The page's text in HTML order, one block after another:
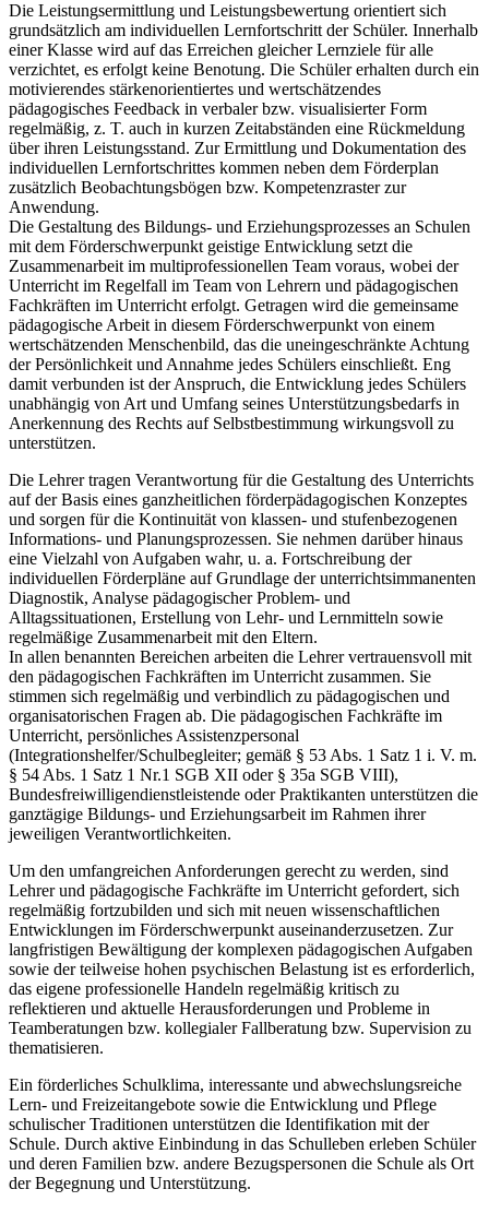
Die Leistungsermittlung und Leistungsbewertung orientiert sich
grundsätzlich am individuellen Lernfortschritt der Schüler. Innerhalb
einer Klasse wird auf das Erreichen gleicher Lernziele für alle
verzichtet, es erfolgt keine Benotung. Die Schüler erhalten durch ein
motivierendes stärkenorientiertes und wertschätzendes
pädagogisches Feedback in verbaler bzw. visualisierter Form
regelmäßig, z. T. auch in kurzen Zeitabständen eine Rückmeldung
über ihren Leistungsstand. Zur Ermittlung und Dokumentation des
individuellen Lernfortschrittes kommen neben dem Förderplan
zusätzlich Beobachtungsbögen bzw. Kompetenzraster zur
Anwendung.
Die Gestaltung des Bildungs- und Erziehungsprozesses an Schulen
mit dem Förderschwerpunkt geistige Entwicklung setzt die
Zusammenarbeit im multiprofessionellen Team voraus, wobei der
Unterricht im Regelfall im Team von Lehrern und pädagogischen
Fachkräften im Unterricht erfolgt. Getragen wird die gemeinsame
pädagogische Arbeit in diesem Förderschwerpunkt von einem
wertschätzenden Menschenbild, das die uneingeschränkte Achtung
der Persönlichkeit und Annahme jedes Schülers einschließt. Eng
damit verbunden ist der Anspruch, die Entwicklung jedes Schülers
unabhängig von Art und Umfang seines Unterstützungsbedarfs in
Anerkennung des Rechts auf Selbstbestimmung wirkungsvoll zu
unterstützen.
Die Lehrer tragen Verantwortung für die Gestaltung des Unterrichts
auf der Basis eines ganzheitlichen förderpädagogischen Konzeptes
und sorgen für die Kontinuität von klassen- und stufenbezogenen
Informations- und Planungsprozessen. Sie nehmen darüber hinaus
eine Vielzahl von Aufgaben wahr, u. a. Fortschreibung der
individuellen Förderpläne auf Grundlage der unterrichtsimmanenten
Diagnostik, Analyse pädagogischer Problem- und
Alltagssituationen, Erstellung von Lehr- und Lernmitteln sowie
regelmäßige Zusammenarbeit mit den Eltern.
In allen benannten Bereichen arbeiten die Lehrer vertrauensvoll mit
den pädagogischen Fachkräften im Unterricht zusammen. Sie
stimmen sich regelmäßig und verbindlich zu pädagogischen und
organisatorischen Fragen ab. Die pädagogischen Fachkräfte im
Unterricht, persönliches Assistenzpersonal
(Integrationshelfer/Schulbegleiter; gemäß § 53 Abs. 1 Satz 1 i. V. m.
§ 54 Abs. 1 Satz 1 Nr.1 SGB XII oder § 35a SGB VIII),
Bundesfreiwilligendienstleistende oder Praktikanten unterstützen die
ganztägige Bildungs- und Erziehungsarbeit im Rahmen ihrer
jeweiligen Verantwortlichkeiten.
Um den umfangreichen Anforderungen gerecht zu werden, sind
Lehrer und pädagogische Fachkräfte im Unterricht gefordert, sich
regelmäßig fortzubilden und sich mit neuen wissenschaftlichen
Entwicklungen im Förderschwerpunkt auseinanderzusetzen. Zur
langfristigen Bewältigung der komplexen pädagogischen Aufgaben
sowie der teilweise hohen psychischen Belastung ist es erforderlich,
das eigene professionelle Handeln regelmäßig kritisch zu
reflektieren und aktuelle Herausforderungen und Probleme in
Teamberatungen bzw. kollegialer Fallberatung bzw. Supervision zu
thematisieren.
Ein förderliches Schulklima, interessante und abwechslungsreiche
Lern- und Freizeitangebote sowie die Entwicklung und Pflege
schulischer Traditionen unterstützen die Identifikation mit der
Schule. Durch aktive Einbindung in das Schulleben erleben Schüler
und deren Familien bzw. andere Bezugspersonen die Schule als Ort
der Begegnung und Unterstützung.